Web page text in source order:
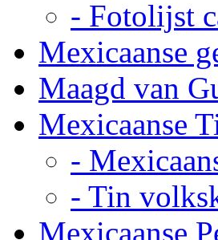
- Fotolijst
Mexicaanse
Maagd van
Mexicaanse
-
- Tin
Mexicaanse